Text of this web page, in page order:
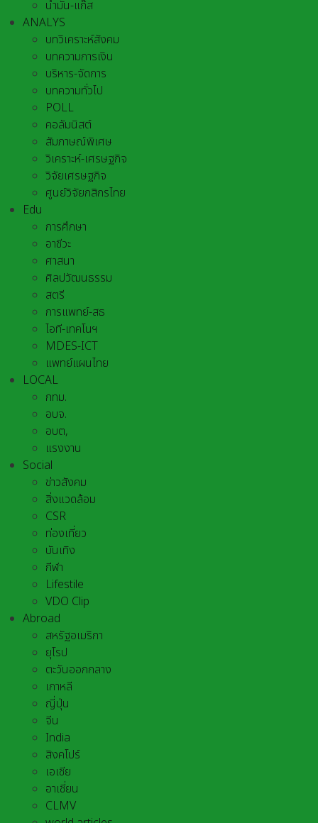
น้ำมัน-แก๊ส
ANALYS
บทวิเคราะห์สังคม
บทความการเงิน
บริหาร-จัดการ
บทความทั่วไป
POLL
คอลัมนิสต์
สัมภาษณ์พิเศษ
วิเคราะห์-เศรษฐกิจ
วิจัยเศรษฐกิจ
ศูนย์วิจัยกสิกรไทย
Edu
การศึกษา
อาชีวะ
ศาสนา
ศิลปวัฒนธรรม
สตรี
การแพทย์-สธ
ไอที-เทคโนฯ
MDES-ICT
แพทย์แผนไทย
LOCAL
กทม.
อบจ.
อบต,
แรงงาน
Social
ข่าวสังคม
สิ่งแวดล้อม
CSR
ท่องเที่ยว
บันเทิง
กีฬา
Lifestile
VDO Clip
Abroad
สหรัฐอเมริกา
ยุโรป
ตะวันออกกลาง
เกาหลี
ญี่ปุ่น
จีน
India
สิงคโปร์
เอเชีย
อาเชี่ยน
CLMV